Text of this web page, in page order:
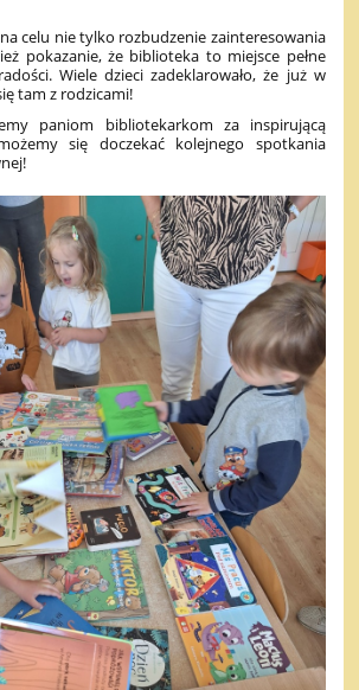
celu nie tylko rozbudzenie zainteresowania
pokazanie, że biblioteka to miejsce pełne
Wiele dzieci zadeklarowało, że już w
tam z rodzicami!
paniom bibliotekarkom za inspirującą
się doczekać kolejnego spotkania